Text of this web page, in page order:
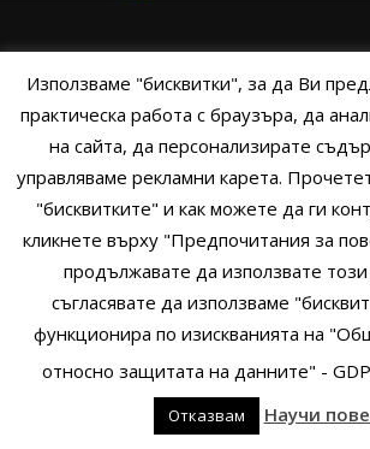
ПОЛИТИКА НА БИСКВИТКИТЕПОЛИТИКА
НАЧИНИ НА ПЛАЩАНЕ ИЗПРАТЕТЕ
Copyright © 2014 - 2024 Zigifly.com —
Използваме "бисквитки", за да Ви
практическа работа с браузъра, да
на сайта, да персонализирате
управляваме рекламни карета.
"бисквитките" и как можете да ги
кликнете върху "Предпочитания за
продължавате да използвате този
съгласявате да използваме
функционира по изискванията на
относно защитата на данните" -
Отказвам
Научи